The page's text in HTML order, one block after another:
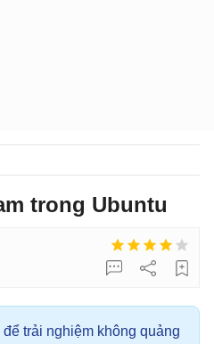
trong Ubuntu
trải nghiệm không quảng